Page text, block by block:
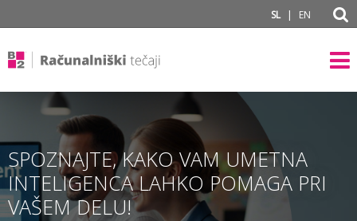
SL | EN
SPOZNAJTE, KAKO VAM UMETNA
INTELIGENCA LAHKO POMAGA PRI
VAŠEM DELU!